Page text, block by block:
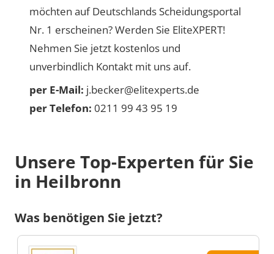
möchten auf Deutschlands Scheidungsportal
Nr. 1 erscheinen? Werden Sie EliteXPERT!
Nehmen Sie jetzt kostenlos und
unverbindlich Kontakt mit uns auf.
per E-Mail: j.becker@elitexperts.de
per Telefon: 0211 99 43 95 19
Unsere Top-Experten für Sie
in Heilbronn
Was benötigen Sie jetzt?